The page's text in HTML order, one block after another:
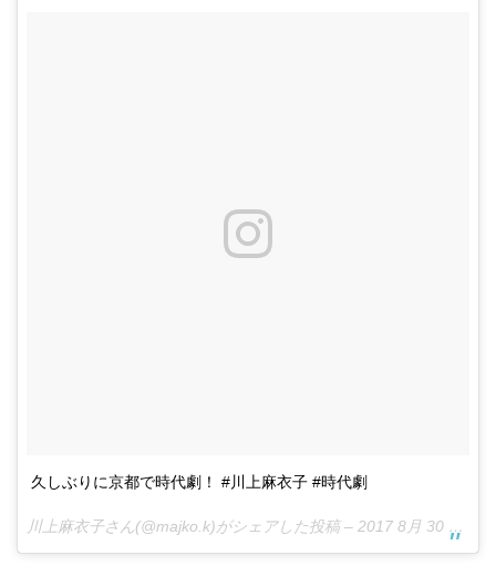
久しぶりに京都で時代劇！ #川上麻衣子 #時代劇
川上麻衣子さん(@majko.k)がシェアした投稿 – 2017 8月 30 12:05午前 PDT